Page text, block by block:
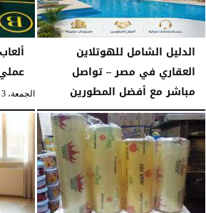
الدليل الشامل للهوتلاين
العقاري في مصر – تواصل
مباشر مع أفضل المطورين
الجمعة، 19 يونيو 2026 08:10 صـ
الجمعة، 3 يوليو 2026